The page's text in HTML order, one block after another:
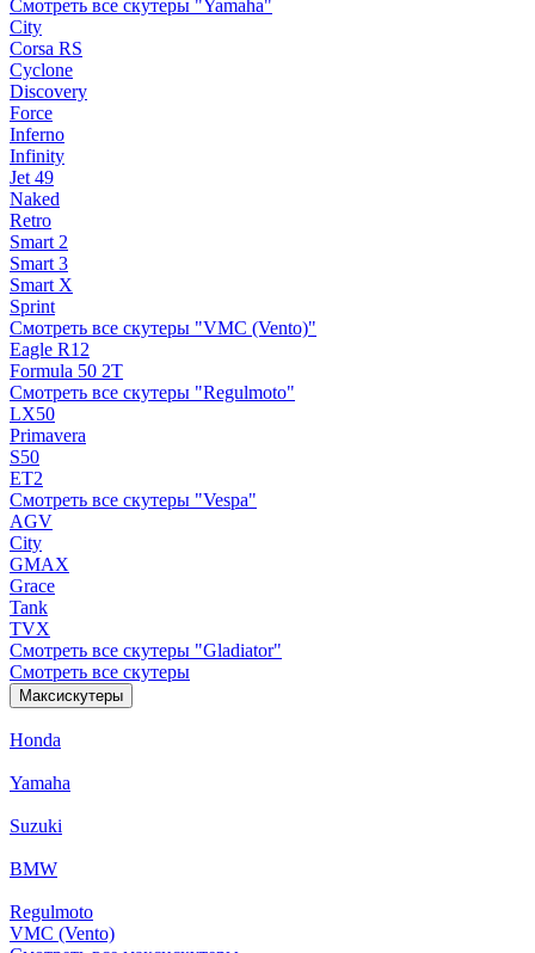
Смотреть все скутеры "Yamaha"
City
Corsa RS
Cyclone
Discovery
Force
Inferno
Infinity
Jet 49
Naked
Retro
Smart 2
Smart 3
Smart X
Sprint
Смотреть все скутеры "VMC (Vento)"
Eagle R12
Formula 50 2Т
Смотреть все скутеры "Regulmoto"
LX50
Primavera
S50
ET2
Смотреть все скутеры "Vespa"
AGV
City
GMAX
Grace
Tank
TVX
Смотреть все скутеры "Gladiator"
Смотреть все скутеры
Максискутеры
Honda
Yamaha
Suzuki
BMW
Regulmoto
VMC (Vento)